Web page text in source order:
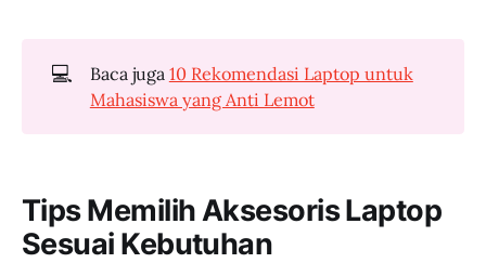
💻 Baca juga 10 Rekomendasi Laptop untuk
Mahasiswa yang Anti Lemot
Tips Memilih Aksesoris Laptop
Sesuai Kebutuhan